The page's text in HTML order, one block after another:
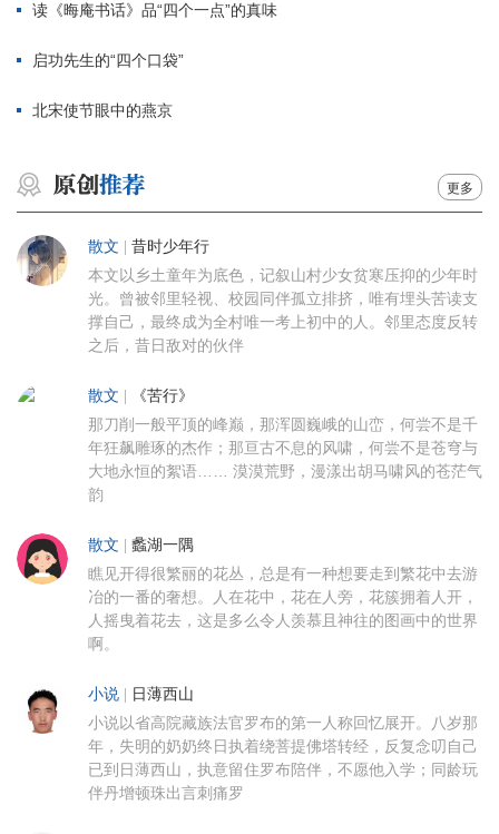
读《晦庵书话》品“四个一点”的真味
启功先生的“四个口袋”
北宋使节眼中的燕京
更多
散文 昔时少年行
本文以乡土童年为底色，记叙山村少女贫寒压抑的少年时
光。曾被邻里轻视、校园同伴孤立排挤，唯有埋头苦读支
撑自己，最终成为全村唯一考上初中的人。邻里态度反转
之后，昔日敌对的伙伴
散文 《苦行》
那刀削一般平顶的峰巅，那浑圆巍峨的山峦，何尝不是千
年狂飙雕琢的杰作；那亘古不息的风啸，何尝不是苍穹与
大地永恒的絮语…… 漠漠荒野，漫漾出胡马啸风的苍茫气
韵
散文 蠡湖一隅
瞧见开得很繁丽的花丛，总是有一种想要走到繁花中去游
冶的一番的奢想。人在花中，花在人旁，花簇拥着人开，
人摇曳着花去，这是多么令人羡慕且神往的图画中的世界
啊。
小说 日薄西山
小说以省高院藏族法官罗布的第一人称回忆展开。八岁那
年，失明的奶奶终日执着绕菩提佛塔转经，反复念叨自己
已到日薄西山，执意留住罗布陪伴，不愿他入学；同龄玩
伴丹增顿珠出言刺痛罗